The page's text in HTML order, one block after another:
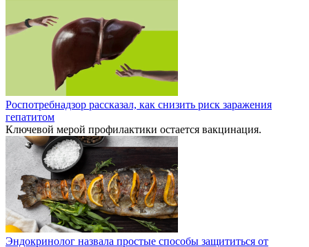
Роспотребнадзор рассказал, как снизить риск заражения
гепатитом
Ключевой мерой профилактики остается вакцинация.
Эндокринолог назвала простые способы защититься от